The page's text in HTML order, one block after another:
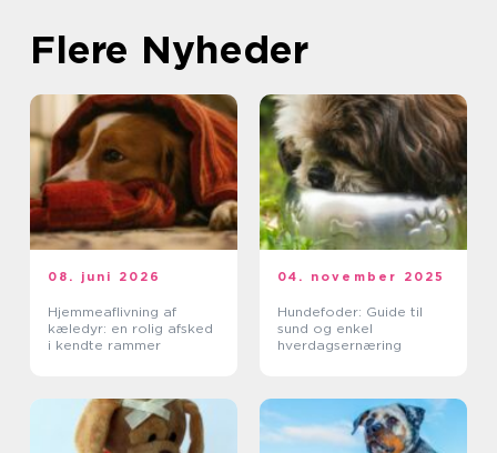
Flere Nyheder
08. juni 2026
Hjemmeaflivning af
kæledyr: en rolig afsked
i kendte rammer
04. november 2025
Hundefoder: Guide til
sund og enkel
hverdagsernæring